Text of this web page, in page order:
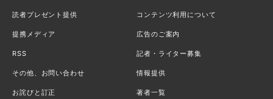
読者プレゼント提供 コンテンツ利用について
提携メディア 広告のご案内
RSS 記者・ライター募集
その他、お問い合わせ 情報提供
お詫びと訂正 著者一覧